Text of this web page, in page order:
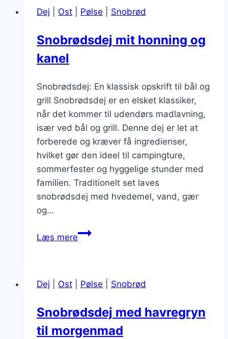
til
lejligheder
Dej Ost Pølse Snobrød
Snobrødsdej mit honning og
kanel
Snobrødsdej: En klassisk opskrift til bål og
grill Snobrødsdej er en elsket klassiker,
når det kommer til udendørs madlavning,
især ved bål og grill. Denne dej er let at
forberede og kræver få ingredienser,
hvilket gør den ideel til campingture,
sommerfester og hyggelige stunder med
familien. Traditionelt set laves
snobrødsdej med hvedemel, vand, gær
og…
Læs mereSnobrødsdej
kanel
Dej Ost Pølse Snobrød
Snobrødsdej med havregryn
til morgenmad